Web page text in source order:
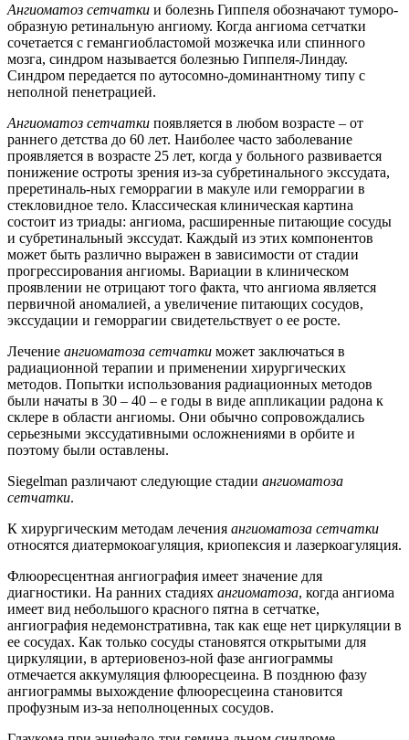
Ангиоматоз сетчатки и болезнь Гиппеля обозначают туморо-
образную ретинальную ангиому. Когда ангиома сетчатки
сочетается с гемангиобластомой мозжечка или спинного
мозга, синдром называется болезнью Гиппеля-Линдау.
Синдром передается по аутосомно-доминантному типу с
неполной пенетрацией.
Ангиоматоз сетчатки появляется в любом возрасте – от
раннего детства до 60 лет. Наиболее часто заболевание
проявляется в возрасте 25 лет, когда у больного развивается
понижение остроты зрения из-за субретинального экссудата,
преретиналь-ных геморрагии в макуле или геморрагии в
стекловидное тело. Классическая клиническая картина
состоит из триады: ангиома, расширенные питающие сосуды
и субретинальный экссудат. Каждый из этих компонентов
может быть различно выражен в зависимости от стадии
прогрессирования ангиомы. Вариации в клиническом
проявлении не отрицают того факта, что ангиома является
первичной аномалией, а увеличение питающих сосудов,
экссудации и геморрагии свидетельствует о ее росте.
Лечение ангиоматоза сетчатки может заключаться в
радиационной терапии и применении хирургических
методов. Попытки использования радиационных методов
были начаты в 30 – 40 – е годы в виде аппликации радона к
склере в области ангиомы. Они обычно сопровождались
серьезными экссудативными осложнениями в орбите и
поэтому были оставлены.
Siegelman различают следующие стадии ангиоматоза
сетчатки.
К хирургическим методам лечения ангиоматоза сетчатки
относятся диатермокоагуляция, криопексия и лазеркоагуляция.
Флюоресцентная ангиография имеет значение для
диагностики. На ранних стадиях ангиоматоза, когда ангиома
имеет вид небольшого красного пятна в сетчатке,
ангиография недемонстративна, так как еще нет циркуляции в
ее сосудах. Как только сосуды становятся открытыми для
циркуляции, в артериовеноз-ной фазе ангиограммы
отмечается аккумуляция флюоресцеина. В позднюю фазу
ангиограммы выхождение флюоресцеина становится
профузным из-за неполноценных сосудов.